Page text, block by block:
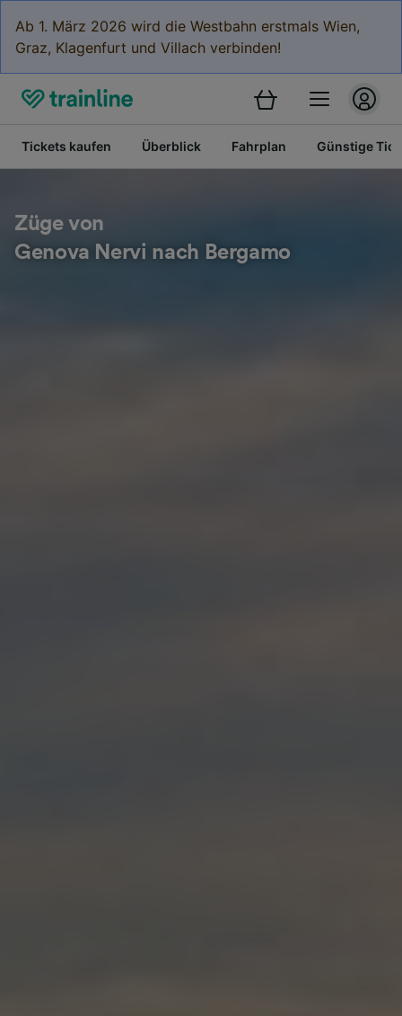
Ab 1. März 2026 wird die Westbahn erstmals Wien,
Graz, Klagenfurt und Villach verbinden!
Tickets kaufen Überblick Fahrplan Günstige
Züge von
Genova Nervi nach Bergamo